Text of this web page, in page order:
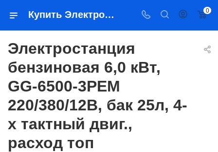
Купить Электростанция бензиновая 6,0 кВт, GG-6500-3PEM 220/380/12В, бак 25л, 4-х тактный двиг., расход топ в Якутске — цена, характеристики, подбор | Востоктехторг 0
Электростанция
бензиновая 6,0 кВт,
GG-6500-3PEM
220/380/12В, бак 25л, 4-
х тактный двиг.,
расход топ